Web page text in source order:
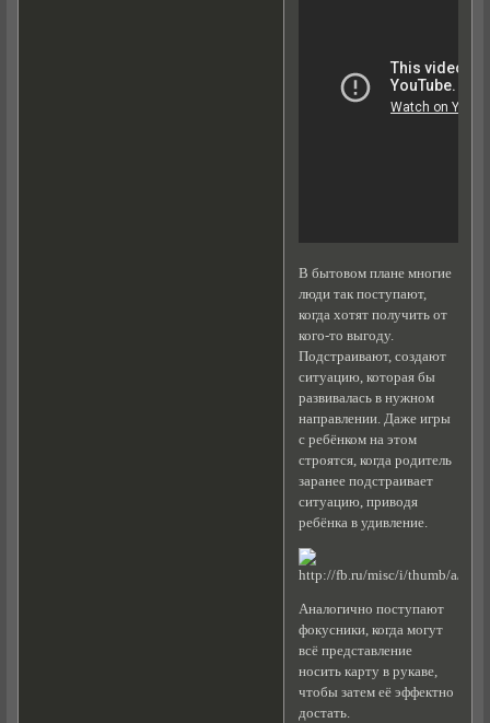
В бытовом плане многие
люди так поступают,
когда хотят получить от
кого-то выгоду.
Подстраивают, создают
ситуацию, которая бы
развивалась в нужном
направлении. Даже игры
с ребёнком на этом
строятся, когда родитель
заранее подстраивает
ситуацию, приводя
ребёнка в удивление.
Аналогично поступают
фокусники, когда могут
всё представление
носить карту в рукаве,
чтобы затем её эффектно
достать.